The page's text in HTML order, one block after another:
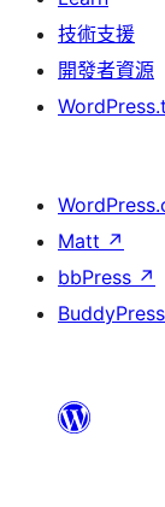
技術支援
開發者資源
Matt ↗
bbPress ↗
BuddyPress